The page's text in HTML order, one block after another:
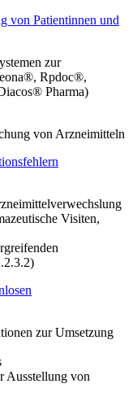
von Patientinnen und
zur
Rpdoc®,
Pharma)
von Arzneimitteln
Visiten,
zur Umsetzung
Ausstellung von